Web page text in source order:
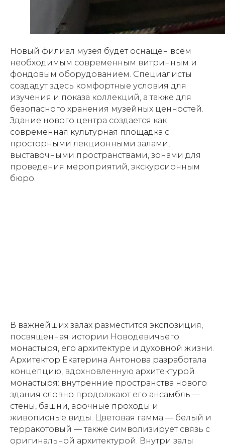
Новый филиал музея будет оснащен всем
необходимым современным витринным и
фондовым оборудованием. Специалисты
создадут здесь комфортные условия для
изучения и показа коллекций, а также для
безопасного хранения музейных ценностей.
Здание нового центра создается как
современная культурная площадка с
просторными лекционными залами,
выставочными пространствами, зонами для
проведения мероприятий, экскурсионным
бюро.
В важнейших залах разместится экспозиция,
посвященная истории Новодевичьего
монастыря, его архитектуре и духовной жизни.
Архитектор Екатерина Антонова разработала
концепцию, вдохновленную архитектурой
монастыря: внутренние пространства нового
здания словно продолжают его ансамбль —
стены, башни, арочные проходы и
живописные виды. Цветовая гамма — белый и
терракотовый — также символизирует связь с
оригинальной архитектурой. Внутри залы